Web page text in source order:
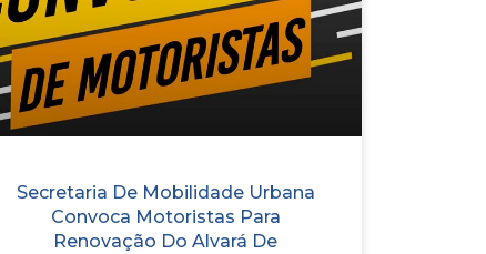
Secretaria De Mobilidade Urbana
Convoca Motoristas Para
Renovação Do Alvará De